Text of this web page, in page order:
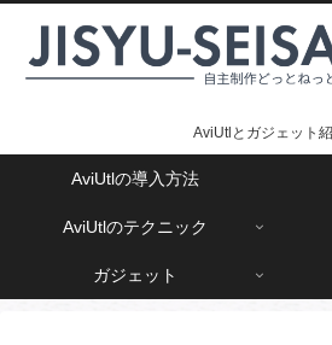
AviUtlとガジェット
AviUtlの導入方法
AviUtlのテクニック
ガジェット